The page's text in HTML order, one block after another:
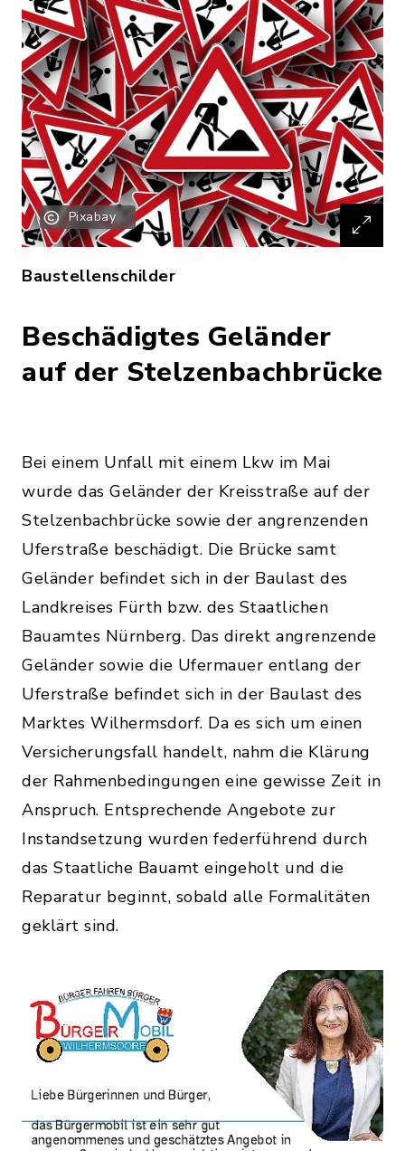
Pixabay
Baustellenschilder
Beschädigtes Geländer
auf der Stelzenbachbrücke
Bei einem Unfall mit einem Lkw im Mai
wurde das Geländer der Kreisstraße auf der
Stelzenbachbrücke sowie der angrenzenden
Uferstraße beschädigt. Die Brücke samt
Geländer befindet sich in der Baulast des
Landkreises Fürth bzw. des Staatlichen
Bauamtes Nürnberg. Das direkt angrenzende
Geländer sowie die Ufermauer entlang der
Uferstraße befindet sich in der Baulast des
Marktes Wilhermsdorf. Da es sich um einen
Versicherungsfall handelt, nahm die Klärung
der Rahmenbedingungen eine gewisse Zeit in
Anspruch. Entsprechende Angebote zur
Instandsetzung wurden federführend durch
das Staatliche Bauamt eingeholt und die
Reparatur beginnt, sobald alle Formalitäten
geklärt sind.